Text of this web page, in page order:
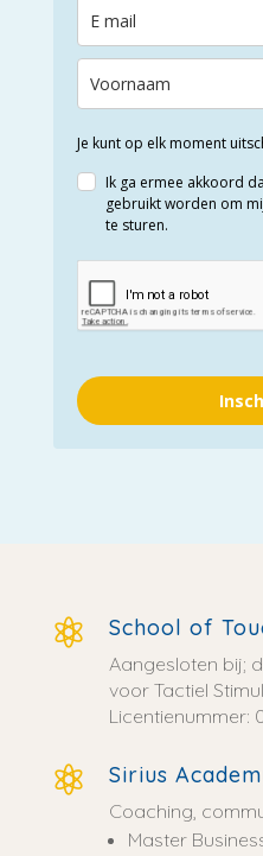
Je kunt op elk moment
Ik ga ermee akkoord
gebruikt worden om
te sturen.
 School of
Aangesloten bij;
voor Tactiel
Licentienummer:
 Sirius
Coaching,
Master